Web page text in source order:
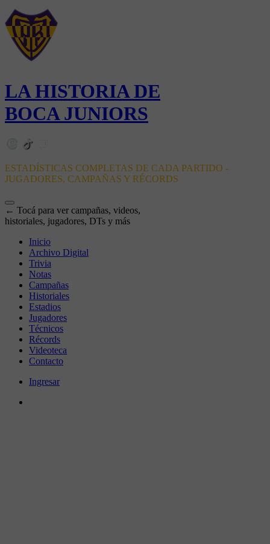
LA HISTORIA DE
BOCA JUNIORS
ESTADÍSTICAS COMPLETAS DE CADA PARTIDO -
JUGADORES, CAMPAÑAS Y RÉCORDS
← Tocá para ver campañas, videos,
historiales, jugadores, DTs y más
Inicio
Archivo Digital
Trivia
Notas
Campañas
Historiales
Estadios
Jugadores
Técnicos
Récords
Videoteca
Contacto
Ingresar